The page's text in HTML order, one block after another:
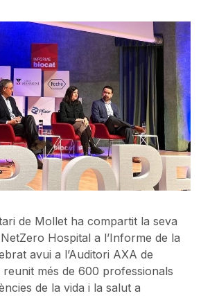
de Mollet ha compartit la seva
Hospital a l’Informe de la
avui a l’Auditori AXA de
més de 600 professionals
de la vida i la salut a